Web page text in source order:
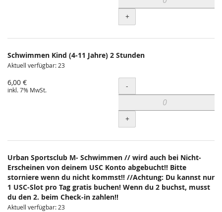
+
Schwimmen Kind (4-11 Jahre) 2 Stunden
Aktuell verfügbar: 23
6,00 €
inkl. 7% MwSt. Menge
-
+
Urban Sportsclub M- Schwimmen // wird auch bei Nicht-
Erscheinen von deinem USC Konto abgebucht!! Bitte
storniere wenn du nicht kommst!! //Achtung: Du kannst nur
1 USC-Slot pro Tag gratis buchen! Wenn du 2 buchst, musst
du den 2. beim Check-in zahlen!!
Aktuell verfügbar: 23